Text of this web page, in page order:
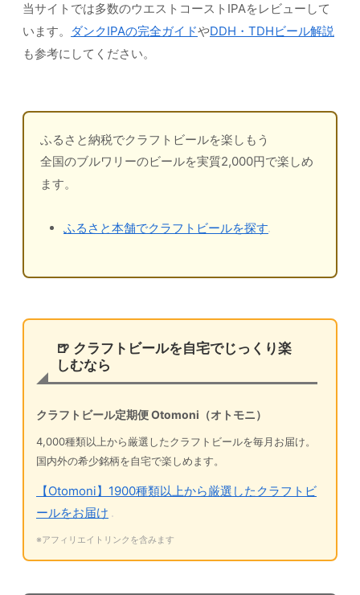
当サイトでは多数のウエストコーストIPAをレビューして
います。
ダンクIPAの完全ガイドやDDH・TDHビール解説
も参考にしてください。
ふるさと納税でクラフトビールを楽しもう
全国のブルワリーのビールを実質2,000円で楽しめ
ます。
ふるさと本舗でクラフトビールを探す
🍺 クラフトビールを自宅でじっくり楽
しむなら
クラフトビール定期便 Otomoni（オトモニ）
4,000種類以上から厳選したクラフトビールを毎月お届け。
国内外の希少銘柄を自宅で楽しめます。
【Otomoni】1900種類以上から厳選したクラフトビ
ールをお届け
※アフィリエイトリンクを含みます